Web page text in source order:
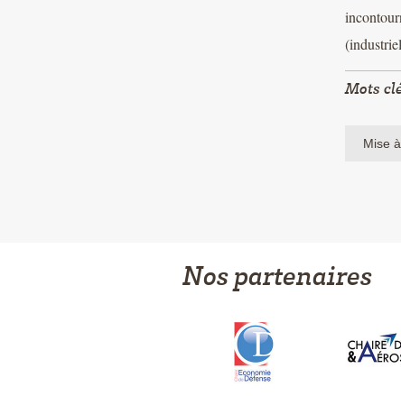
Mots
Mise
Nos partenaires